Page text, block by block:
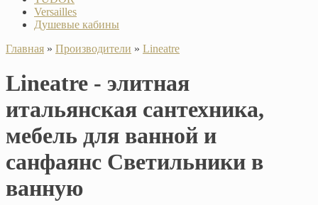
Versailles
Душевые кабины
Главная » Производители » Lineatre
Lineatre - элитная
итальянская сантехника,
мебель для ванной и
санфаянс Светильники в
ванную